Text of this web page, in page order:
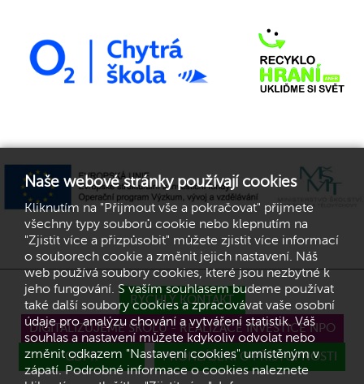
RYCHLÝ KONTAKT
DIGITALIZUJEME ŠKOLU - REALIZACE INVESTICE NPO
GDPR PROHLÁŠENÍ O PŘÍSTUPNOSTI
Naše webové stránky používají cookies
Kliknutím na "Přijmout vše a pokračovat" přijmete
všechny typy souborů cookie nebo klepnutím na
"Zjistit více a přizpůsobit" můžete zjistit více informací
o souborech cookie a změnit jejich nastavení. Náš
web používá soubory cookies, které jsou nezbytné k
jeho fungování. S vaším souhlasem budeme používat
také další soubory cookies a zpracovávat vaše osobní
údaje pro analýzu chování a vytváření statistik. Váš
souhlas a nastavení můžete kdykoliv odvolat nebo
změnit odkazem "Nastavení cookies" umístěným v
zápatí. Podrobné informace o cookies naleznete